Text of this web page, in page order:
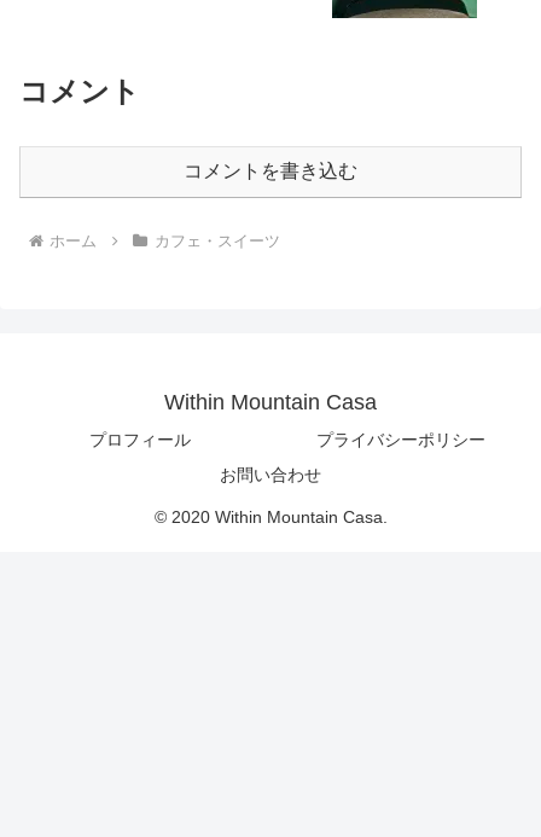
コメント
コメントを書き込む
ホーム カフェ・スイーツ
Within Mountain Casa
プロフィール
プライバシーポリシー
お問い合わせ
© 2020 Within Mountain Casa.